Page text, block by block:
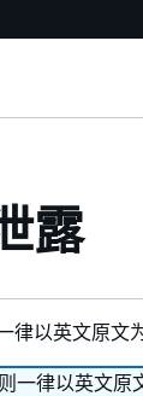
露
以英文原文为
律以英文原